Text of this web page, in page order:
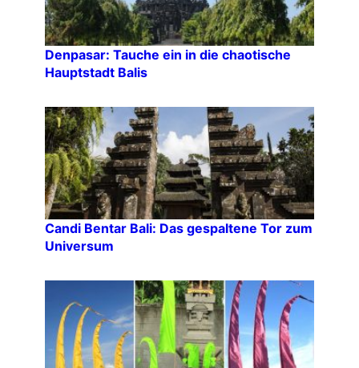
Denpasar: Tauche ein in die chaotische
Hauptstadt Balis
Candi Bentar Bali: Das gespaltene Tor zum
Universum